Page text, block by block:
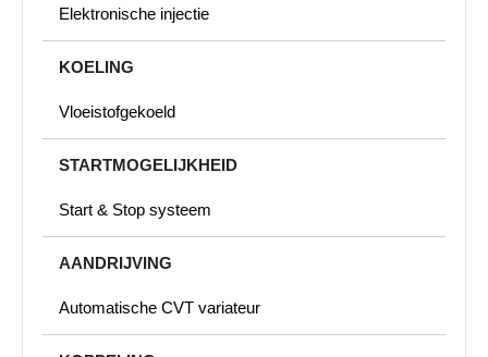
Elektronische injectie
KOELING
Vloeistofgekoeld
STARTMOGELIJKHEID
Start & Stop systeem
AANDRIJVING
Automatische CVT variateur